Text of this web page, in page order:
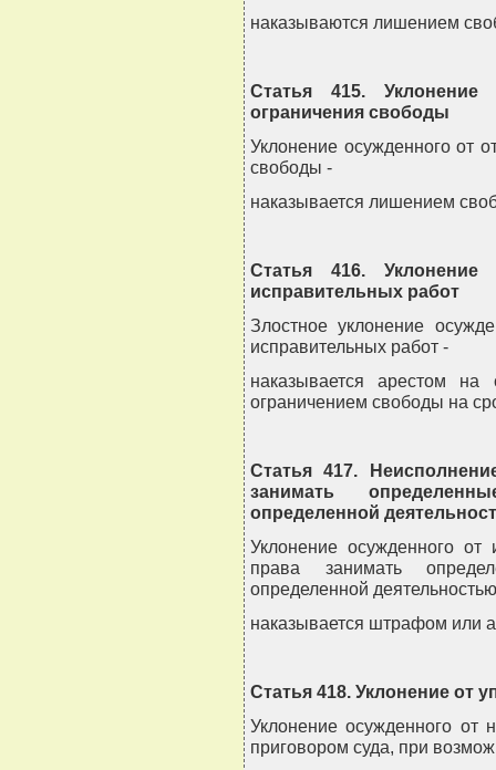
наказываются лишением
Статья 415.
ограничения свободы
Уклонение осужденного от
свободы -
наказывается лишением
Статья 416.
исправительных работ
Злостное уклонение
исправительных работ -
наказывается арестом
ограничением свободы на
Статья 417.
занимать
определенной
Уклонение осужденного
права занимать
определенной
наказывается штрафом или
Статья 418. Уклонение от
Уклонение осужденного от
приговором суда, при